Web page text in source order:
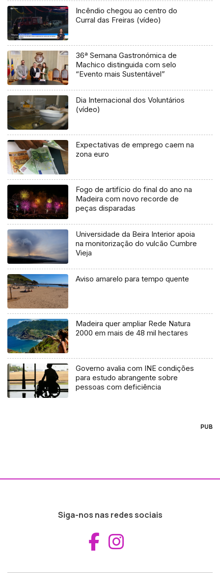
Incêndio chegou ao centro do
Curral das Freiras (vídeo)
36ª Semana Gastronómica de
Machico distinguida com selo
“Evento mais Sustentável”
Dia Internacional dos Voluntários
(vídeo)
Expectativas de emprego caem na
zona euro
Fogo de artifício do final do ano na
Madeira com novo recorde de
peças disparadas
Universidade da Beira Interior apoia
na monitorização do vulcão Cumbre
Vieja
Aviso amarelo para tempo quente
Madeira quer ampliar Rede Natura
2000 em mais de 48 mil hectares
Governo avalia com INE condições
para estudo abrangente sobre
pessoas com deficiência
PUB
Siga-nos nas redes sociais
Aceder ao